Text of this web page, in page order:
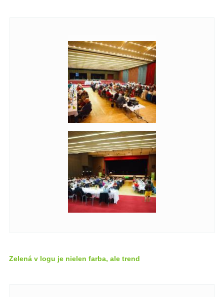
Zelená v logu je nielen farba, ale trend